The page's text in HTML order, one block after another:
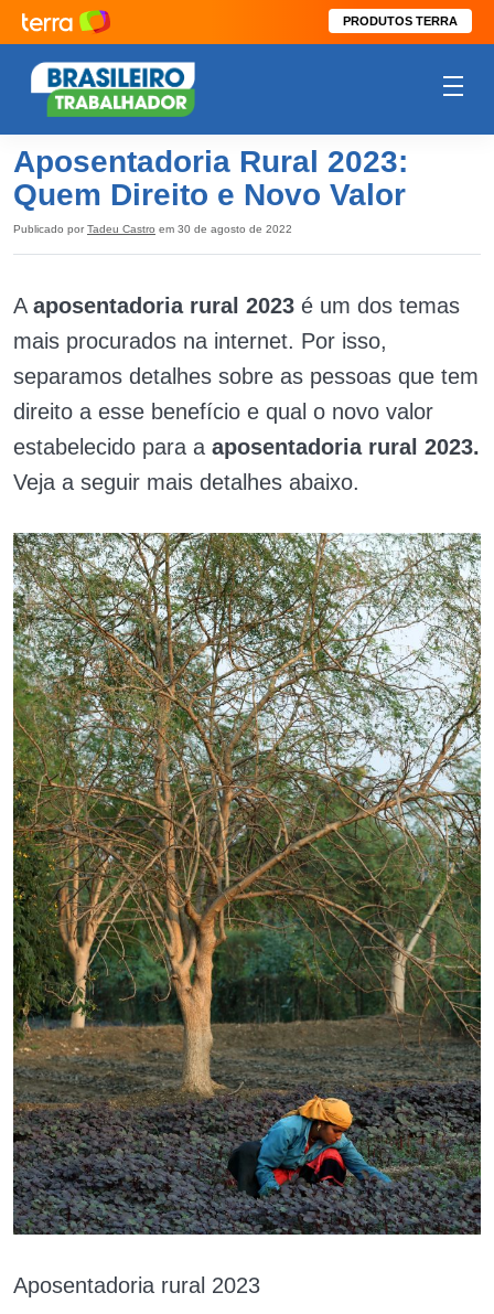
PRODUTOS TERRA
Aposentadoria Rural 2023:
Quem Direito e Novo Valor
Publicado por Tadeu Castro em 30 de agosto de 2022
A aposentadoria rural 2023 é um dos temas
mais procurados na internet. Por isso,
separamos detalhes sobre as pessoas que tem
direito a esse benefício e qual o novo valor
estabelecido para a aposentadoria rural 2023.
Veja a seguir mais detalhes abaixo.
Aposentadoria rural 2023